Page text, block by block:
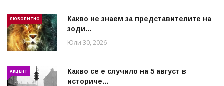
ЛЮБОПИТНО
Какво не знаем за представителите на
зоди...
Юли 30, 2026
АКЦЕНТ
Какво се е случило на 5 август в
историче...